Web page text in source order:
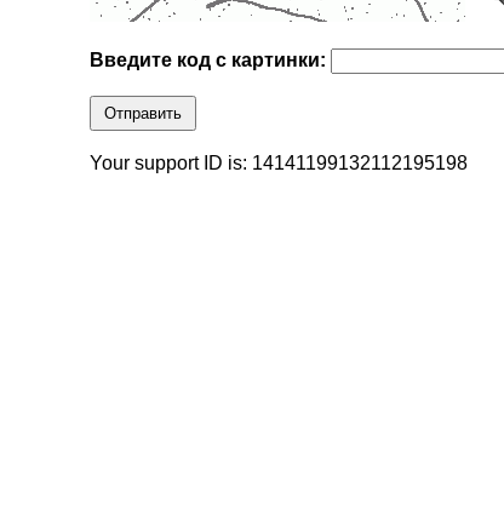
Введите код с картинки:
Отправить
Your support ID is: 14141199132112195198